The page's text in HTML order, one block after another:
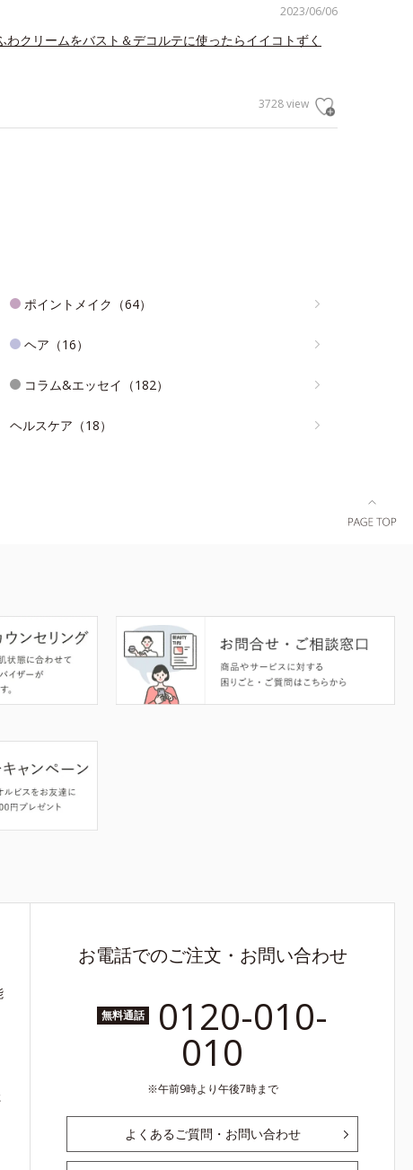
2023/06/06
わクリームをバスト＆デコルテに使ったらイイコトずく
3728 view
ポイントメイク（64）
ヘア（16）
コラム&エッセイ（182）
ヘルスケア（18）
お電話でのご注文・お問い合わせ
無料通話 0120-010-
010
午前9時より午後7時まで
よくあるご質問・お問い合わせ